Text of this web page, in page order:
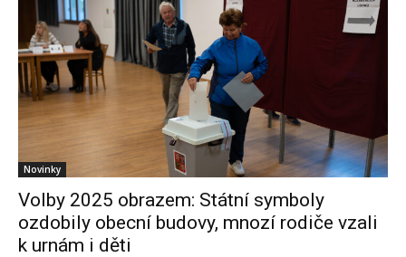
Novinky
Volby 2025 obrazem: Státní symboly
ozdobily obecní budovy, mnozí rodiče vzali
k urnám i děti